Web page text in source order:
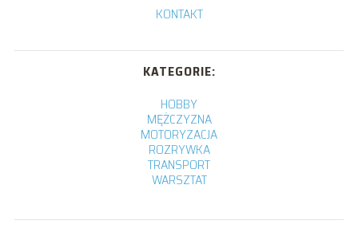
KONTAKT
KATEGORIE:
HOBBY
MĘŻCZYZNA
MOTORYZACJA
ROZRYWKA
TRANSPORT
WARSZTAT